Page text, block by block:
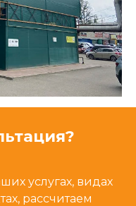
услугах, видах
рассчитаем